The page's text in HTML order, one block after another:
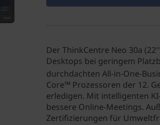
Der ThinkCentre Neo 30a
Desktops bei geringem
durchdachten All-in-One-
Core™ Prozessoren der 12.
erledigen. Mit intelligenten
bessere Online-Meetings.
Zertifizierungen für